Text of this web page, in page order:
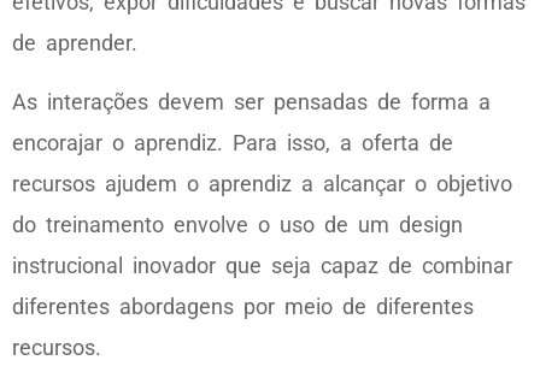
de aprender.
As interações devem ser pensadas de forma a
encorajar o aprendiz. Para isso, a oferta de
recursos ajudem o aprendiz a alcançar o objetivo
do treinamento envolve o uso de um design
instrucional inovador que seja capaz de combinar
diferentes abordagens por meio de diferentes
recursos.